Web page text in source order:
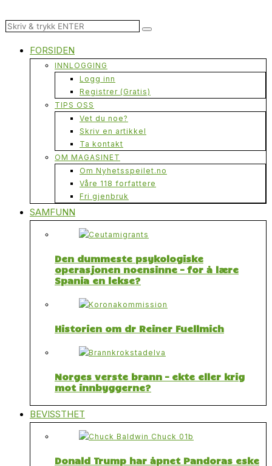
FORSIDEN
INNLOGGING
Logg inn
Registrer (Gratis)
TIPS OSS
Vet du noe?
Skriv en artikkel
Ta kontakt
OM MAGASINET
Om Nyhetsspeilet.no
Våre 118 forfattere
Fri gjenbruk
SAMFUNN
Den dummeste psykologiske
operasjonen noensinne – for å lære
Spania en lekse?
Historien om dr Reiner Fuellmich
Norges verste brann – ekte eller krig
mot innbyggerne?
BEVISSTHET
Donald Trump har åpnet Pandoras eske